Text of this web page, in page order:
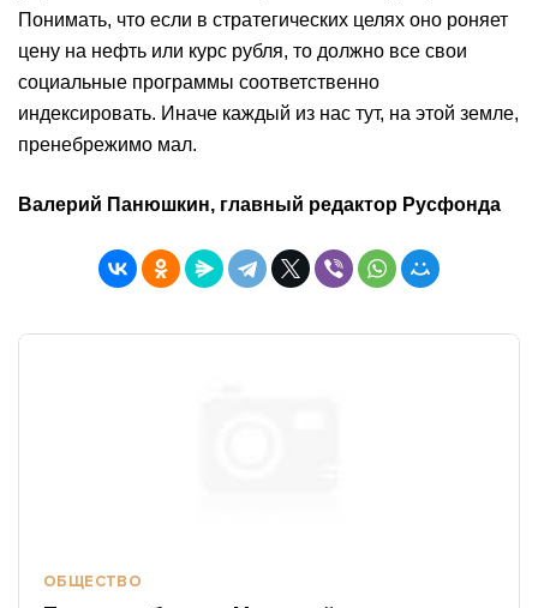
Понимать, что если в стратегических целях оно роняет
цену на нефть или курс рубля, то должно все свои
социальные программы соответственно
индексировать. Иначе каждый из нас тут, на этой земле,
пренебрежимо мал.
Валерий Панюшкин, главный редактор Русфонда
ОБЩЕСТВО